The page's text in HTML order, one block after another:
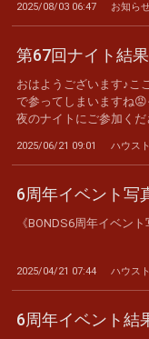
2025/08/03 06:47 お知ら
第67回ナイト結
おはようございます♪こ
で参ってしまいますね
夜のナイトにご参加く
2025/06/21 09:01 ハウス
6周年イベント写
《BONDS6周年イベント
2025/04/21 07:44 ハウス
6周年イベント結